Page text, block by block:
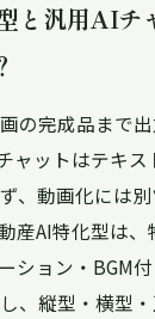
と汎用AIチ
の完成品まで
ャットはテキ
、動画化には
産AI特化型は
ション・BGM
、縦型・横型